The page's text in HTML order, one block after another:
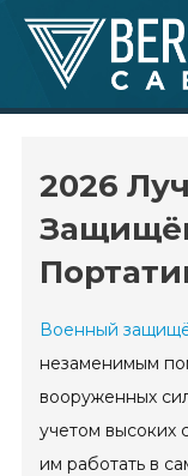
Skip
content
2026
Военный
незаменимым
вооруженных
учетом высоких
им работать в